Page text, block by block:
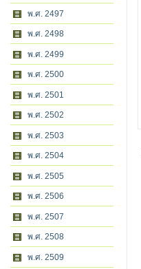
พ.ศ. 2497
พ.ศ. 2498
พ.ศ. 2499
พ.ศ. 2500
พ.ศ. 2501
พ.ศ. 2502
พ.ศ. 2503
พ.ศ. 2504
พ.ศ. 2505
พ.ศ. 2506
พ.ศ. 2507
พ.ศ. 2508
พ.ศ. 2509